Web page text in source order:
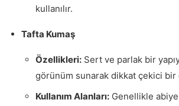
kullanılır.
Tafta Kumaş
Özellikleri: Sert ve parlak bir
görünüm sunarak dikkat çekici bir
Kullanım Alanları: Genellikle